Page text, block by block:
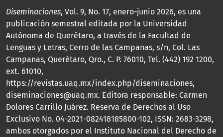
Diseminaciones, Vol. 9, No. 17, enero-junio 2026, es una
publicación semestral editada por la Universidad
Autónoma de Querétaro, a través de la Facultad de
Lenguas y Letras, Cerro de las Campanas, s/n, Col. Las
Campanas, Querétaro, Qro., C. P. 76010, Tel. (442) 192 1200,
ext. 61010,
https://revistas.uaq.mx/index.php/diseminaciones,
diseminaciones@uaq.mx. Editora responsable: Carmen
Dolores Carrillo Juárez. Reserva de Derechos al Uso
Exclusivo No. 04-2021-082418185800-102, ISSN: 2683-3298,
ambos otorgados por el Instituto Nacional del Derecho de